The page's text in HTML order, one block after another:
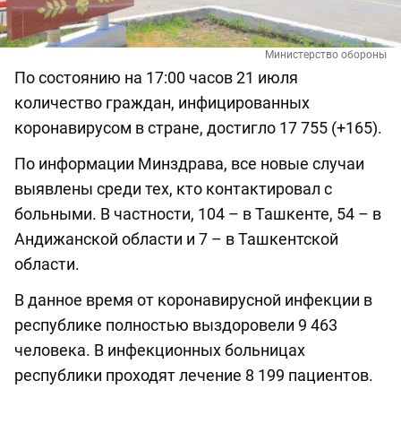
Министерство обороны
По состоянию на 17:00 часов 21 июля
количество граждан, инфицированных
коронавирусом в стране, достигло 17 755 (+165).
По информации Минздрава, все новые случаи
выявлены среди тех, кто контактировал с
больными. В частности, 104 – в Ташкенте, 54 – в
Андижанской области и 7 – в Ташкентской
области.
В данное время от коронавирусной инфекции в
республике полностью выздоровели 9 463
человека. В инфекционных больницах
республики проходят лечение 8 199 пациентов.